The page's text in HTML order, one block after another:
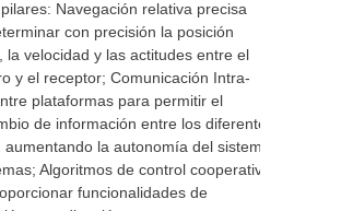
Navegación relativa precisa
con precisión la posición
la velocidad y las actitudes entre el
y el receptor; Comunicación Intra-
plataformas para permitir el
de información entre los diferentes
aumentando la autonomía del sistema
Algoritmos de control cooperativo
funcionalidades de